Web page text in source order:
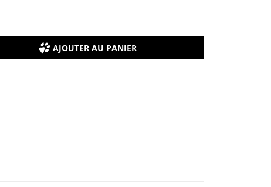
AJOUTER AU PANIER